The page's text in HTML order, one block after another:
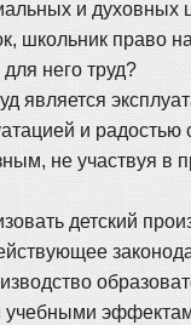
и духовных
школьник право
него труд?
является
и радостью
не участвуя в
детский
учебными